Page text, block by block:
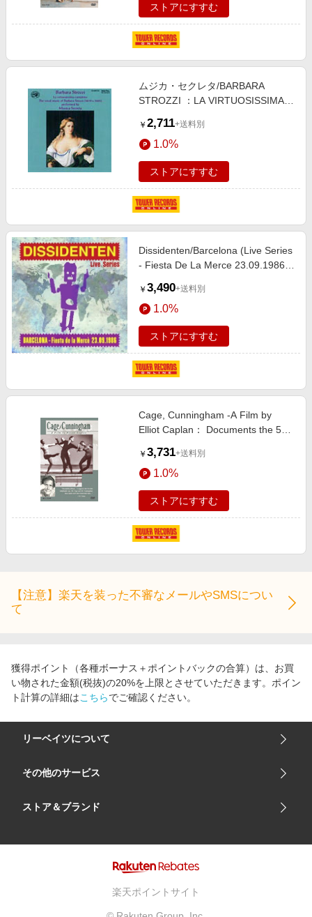
ストアにすすむ
ムジカ・セクレタ/BARBARA
STROZZI ：LA VIRTUOSISSIMA
VOI/ARIETTE E DUETTI OP.2/ETC
MUSICA SECRETA [CDSAR61]
￥ 2,711+送料別
1.0%
ストアにすすむ
Dissidenten/Barcelona (Live Series
- Fiesta De La Merce 23.09.1986)
￥ 3,490+送料別
1.0%
ストアにすすむ
Cage, Cunningham -A Film by
Elliot Caplan： Documents the 50
Cage & Merce
Cunningham[D1401]
￥ 3,731+送料別
1.0%
ストアにすすむ
【注意】楽天を装った不審なメールやSMSについ
て
獲得ポイント（各種ボーナス＋ポイントバックの合算）は、お買
い物された金額(税抜)の20%を上限とさせていただきます。ポイン
ト計算の詳細はこちらでご確認ください。
リーベイツについて
会社概要
サイトマップ
リーベイツ ポイントアシスト
その他のサービス
楽天市場
ストア＆ブランド
楽天ポイントサイト